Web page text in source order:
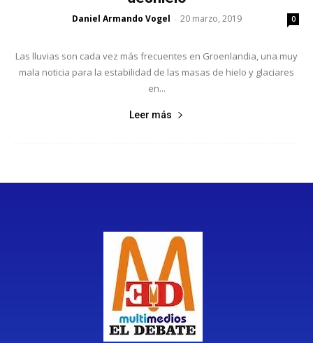
Daniel Armando Vogel - 20 marzo, 2019 0
Las lluvias son cada vez más frecuentes en Groenlandia, una muy
mala noticia para la estabilidad de las masas de hielo y glaciares
en...
Leer más